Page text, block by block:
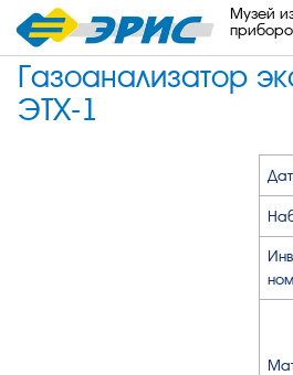
Музей
Газоанализатор
ЭТХ-1